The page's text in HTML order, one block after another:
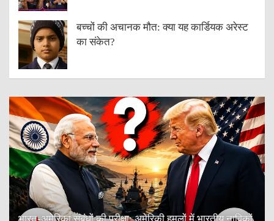
बच्चों की अचानक मौत: क्या यह कार्डियक अरेस्ट
का संकेत?